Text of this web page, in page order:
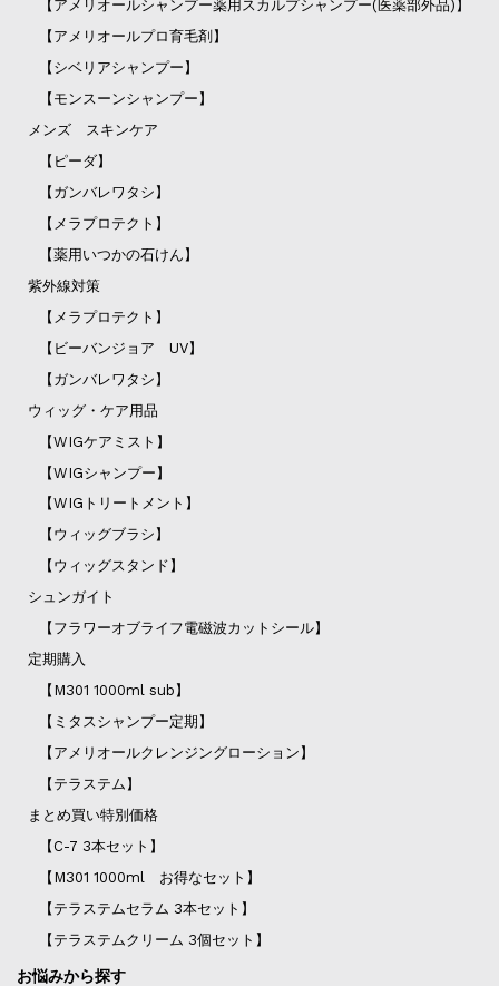
【アメリオールシャンプー薬用スカルプシャンプー(医薬部外品)】
【アメリオールプロ育毛剤】
【シベリアシャンプー】
【モンスーンシャンプー】
メンズ スキンケア
【ピーダ】
【ガンバレワタシ】
【メラプロテクト】
【薬用いつかの石けん】
紫外線対策
【メラプロテクト】
【ビーバンジョア UV】
【ガンバレワタシ】
ウィッグ・ケア用品
【WIGケアミスト】
【WIGシャンプー】
【WIGトリートメント】
【ウィッグブラシ】
【ウィッグスタンド】
シュンガイト
【フラワーオブライフ電磁波カットシール】
定期購入
【M301 1000ml sub】
【ミタスシャンプー定期】
【アメリオールクレンジングローション】
【テラステム】
まとめ買い特別価格
【C-7 3本セット】
【M301 1000ml お得なセット】
【テラステムセラム 3本セット】
【テラステムクリーム 3個セット】
お悩みから探す